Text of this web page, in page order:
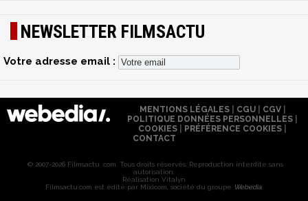
NEWSLETTER FILMSACTU
Votre adresse email :
MENTIONS LÉGALES| CGU| CGV|
POLITIQUE DONNÉES PERSONNELLES
COOKIES
PRÉFÉRENCE COOKIES
CONTACT
© 2007-2026 Filmsactu .com. Tous droits réservés. Reproduction interdite sans
autorisation.
Réalisation Vitalyn
Filmsactu .com est édité par Mixicom, société du groupe Webedia.